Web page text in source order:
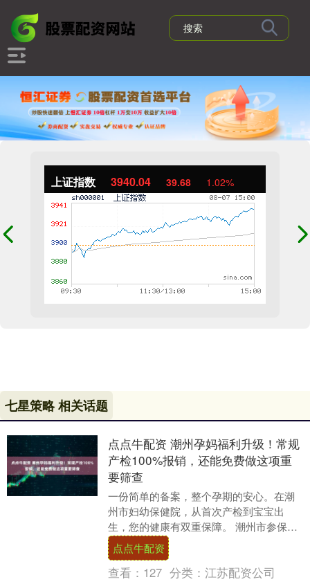
上证指数 3940.04 39.68 1.02%
七星策略 相关话题
点点牛配资 潮州孕妈福利升级！常规
产检100%报销，还能免费做这项重
要筛查
一份简单的备案，整个孕期的安心。在潮
州市妇幼保健院，从首次产检到宝宝出
生，您的健康有双重保障。 潮州市参保的
准妈妈们，请注意这项重要福利更新！根
据我市2026年....
点点牛配资
查看： 127 分类： 江苏配资公司